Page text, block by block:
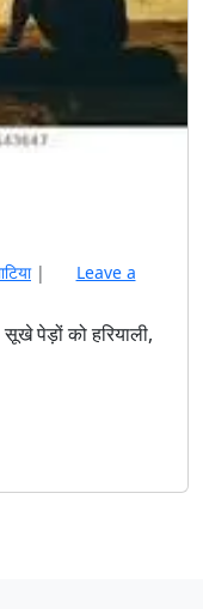
|
Leave a
सूखे पेड़ों को हरियाली,